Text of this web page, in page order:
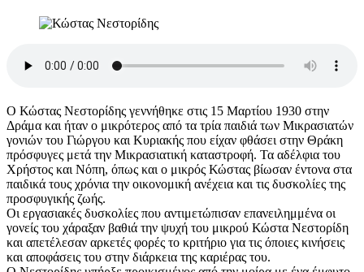
Ο Κώστας Νεστορίδης γεννήθηκε στις 15 Μαρτίου 1930 στην
Δράμα και ήταν ο μικρότερος από τα τρία παιδιά των Μικρασιατών
γονιών του Γιώργου και Κυριακής που είχαν φθάσει στην Θράκη
πρόσφυγες μετά την Μικρασιατική καταστροφή. Τα αδέλφια του
Χρήστος και Νόπη, όπως και ο μικρός Κώστας βίωσαν έντονα στα
παιδικά τους χρόνια την οικονομική ανέχεια και τις δυσκολίες της
προσφυγικής ζωής.
Οι εργασιακές δυσκολίες που αντιμετώπισαν επανειλημμένα οι
γονείς του χάραξαν βαθιά την ψυχή του μικρού Κώστα Νεστορίδη
και απετέλεσαν αρκετές φορές το κριτήριο για τις όποιες κινήσεις
και αποφάσεις του στην διάρκεια της καριέρας του.